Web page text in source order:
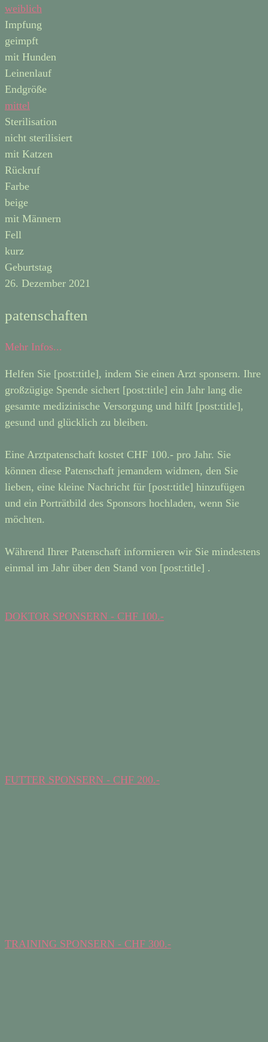
weiblich
Impfung
geimpft
mit Hunden
Leinenlauf
Endgröße
mittel
Sterilisation
nicht sterilisiert
mit Katzen
Rückruf
Farbe
beige
mit Männern
Fell
kurz
Geburtstag
26. Dezember 2021
patenschaften
Mehr Infos...
Helfen Sie [post:title], indem Sie einen Arzt sponsern. Ihre
großzügige Spende sichert [post:title] ein Jahr lang die
gesamte medizinische Versorgung und hilft [post:title],
gesund und glücklich zu bleiben.
Eine Arztpatenschaft kostet CHF 100.- pro Jahr. Sie
können diese Patenschaft jemandem widmen, den Sie
lieben, eine kleine Nachricht für [post:title] hinzufügen
und ein Porträtbild des Sponsors hochladen, wenn Sie
möchten.
Während Ihrer Patenschaft informieren wir Sie mindestens
einmal im Jahr über den Stand von [post:title] .
DOKTOR SPONSERN - CHF 100.-
FUTTER SPONSERN - CHF 200.-
TRAINING SPONSERN - CHF 300.-